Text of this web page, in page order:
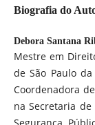
Biografia do
Debora Santana
Mestre em
de São Paulo da
Coordenadora
na Secretaria